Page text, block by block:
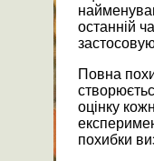
останній
Повна
оцінку
похибки